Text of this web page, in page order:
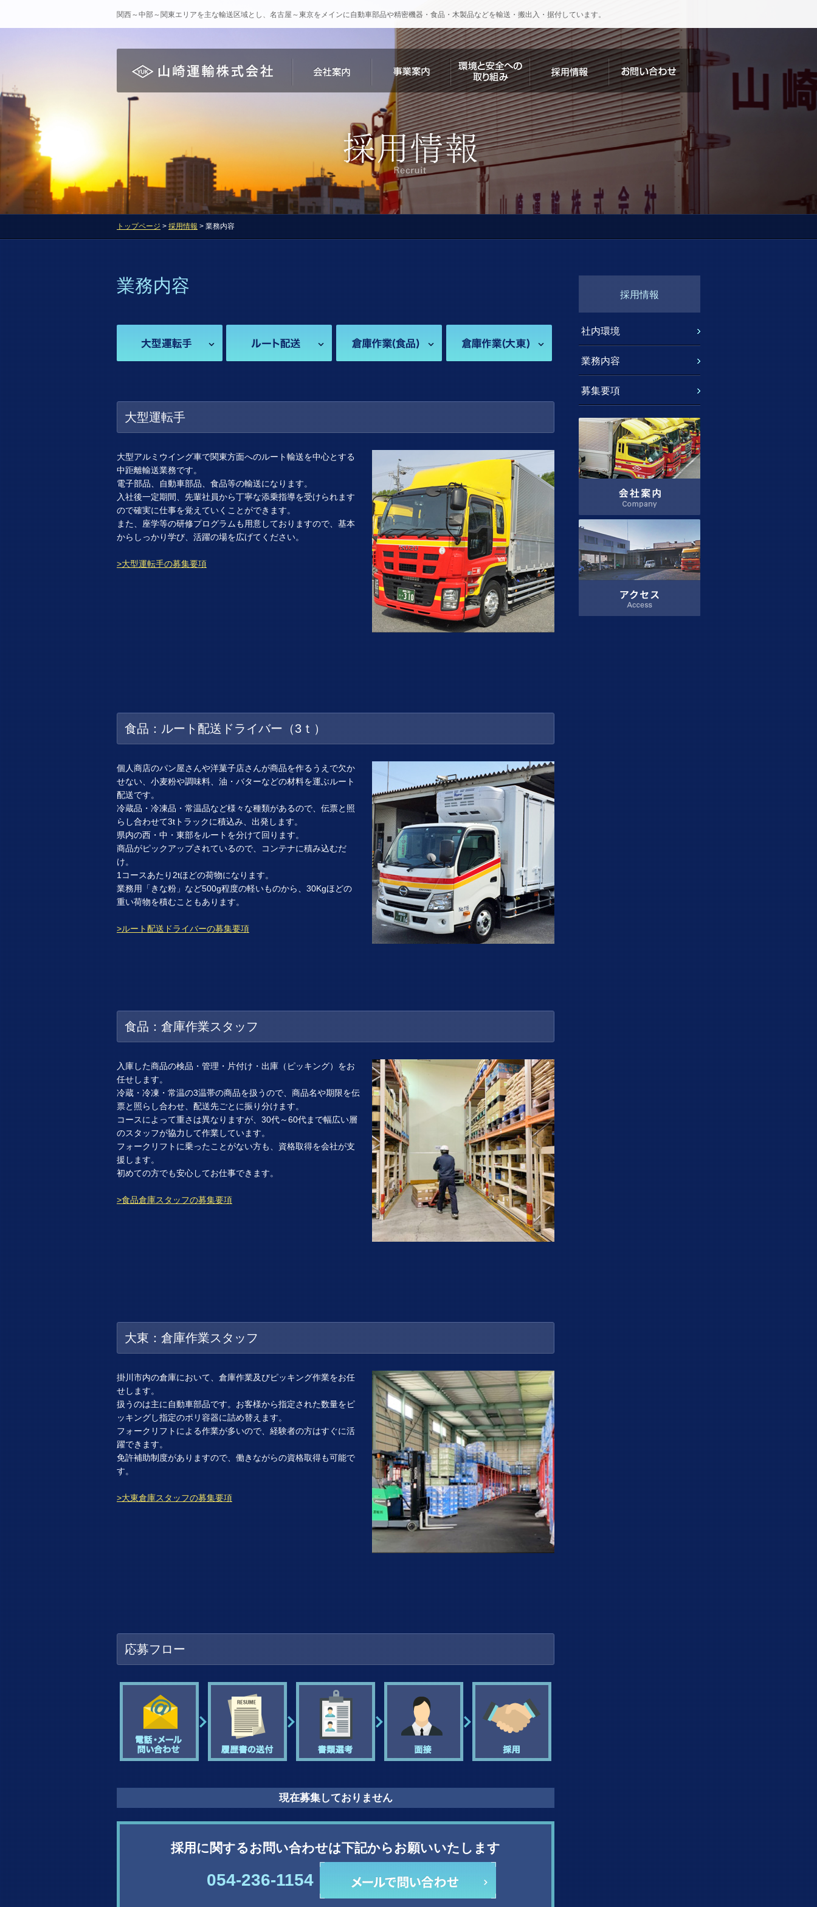
関西～中部～関東エリアを主な輸送区域とし、名古屋～東京をメインに自動車部品や精密機器・食品・木製品などを輸送・搬出入・据付しています。
トップページ > 採用情報 > 業務内容
業務内容
大型運転手
大型アルミウイング車で関東方面へのルート輸送を中心とする
中距離輸送業務です。
電子部品、自動車部品、食品等の輸送になります。
入社後一定期間、先輩社員から丁寧な添乗指導を受けられます
ので確実に仕事を覚えていくことができます。
また、座学等の研修プログラムも用意しておりますので、基本
からしっかり学び、活躍の場を広げてください。
>大型運転手の募集要項
食品：ルート配送ドライバー（3ｔ）
個人商店のパン屋さんや洋菓子店さんが商品を作るうえで欠か
せない、小麦粉や調味料、油・バターなどの材料を運ぶルート
配送です。
冷蔵品・冷凍品・常温品など様々な種類があるので、伝票と照
らし合わせて3tトラックに積込み、出発します。
県内の西・中・東部をルートを分けて回ります。
商品がピックアップされているので、コンテナに積み込むだ
け。
1コースあたり2tほどの荷物になります。
業務用「きな粉」など500g程度の軽いものから、30Kgほどの
重い荷物を積むこともあります。
>ルート配送ドライバーの募集要項
食品：倉庫作業スタッフ
入庫した商品の検品・管理・片付け・出庫（ピッキング）をお
任せします。
冷蔵・冷凍・常温の3温帯の商品を扱うので、商品名や期限を伝
票と照らし合わせ、配送先ごとに振り分けます。
コースによって重さは異なりますが、30代～60代まで幅広い層
のスタッフが協力して作業しています。
フォークリフトに乗ったことがない方も、資格取得を会社が支
援します。
初めての方でも安心してお仕事できます。
>食品倉庫スタッフの募集要項
大東：倉庫作業スタッフ
掛川市内の倉庫において、倉庫作業及びピッキング作業をお任
せします。
扱うのは主に自動車部品です。お客様から指定された数量をピ
ッキングし指定のポリ容器に詰め替えます。
フォークリフトによる作業が多いので、経験者の方はすぐに活
躍できます。
免許補助制度がありますので、働きながらの資格取得も可能で
す。
>大東倉庫スタッフの募集要項
応募フロー
現在募集しておりません
採用に関するお問い合わせは下記からお願いいたします
054-236-1154
採用情報
社内環境
業務内容
募集要項